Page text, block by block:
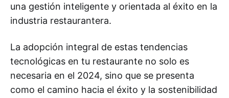
una gestión inteligente y orientada al éxito en la
industria restaurantera.
La adopción integral de estas tendencias
tecnológicas en tu restaurante no solo es
necesaria en el 2024, sino que se presenta
como el camino hacia el éxito y la sostenibilidad